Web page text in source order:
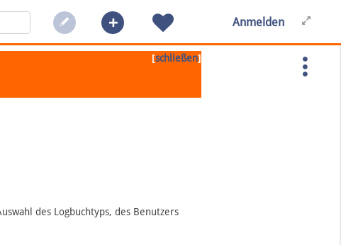
Anmelden
[schließen]
des Logbuchtyps, des Benutzers